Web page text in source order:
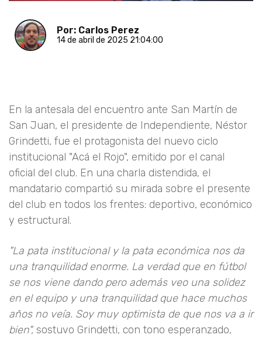
Por: Carlos Perez
14 de abril de 2025 21:04:00
En la antesala del encuentro ante San Martín de
San Juan, el presidente de Independiente, Néstor
Grindetti, fue el protagonista del nuevo ciclo
institucional "Acá el Rojo", emitido por el canal
oficial del club. En una charla distendida, el
mandatario compartió su mirada sobre el presente
del club en todos los frentes: deportivo, económico
y estructural.
"La pata institucional y la pata económica nos da
una tranquilidad enorme. La verdad que en fútbol
se nos viene dando pero además veo una solidez
en el equipo y una tranquilidad que hace muchos
años no veía. Soy muy optimista de que nos va a ir
bien", sostuvo Grindetti, con tono esperanzado,